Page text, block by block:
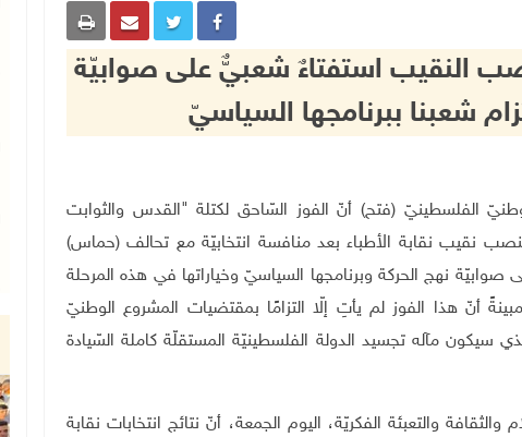
النقيب استفتاءٌ شعبيٌّ على صوابيّة
شعبنا ببرنامجها السياسيّ
التحرير الوطنيّ الفلسطينيّ (فتح) أنّ الفوز السّاحق لكتلة "القدس والثوابت
نقيب نقابة الأطباء بعد منافسة انتخابيّة مع تحالف (حماس)
نهج الحركة وبرنامجها السياسيّ وخياراتها في هذه المرحلة
أنّ هذا الفوز لم يأتِ إلّا التزامًا بمقتضيات المشروع الوطنيّ
سيكون مآله تجسيد الدولة الفلسطينيّة المستقلّة كاملة السّيادة
والتعبئة الفكريّة، اليوم الجمعة، أنّ نتائج انتخابات نقابة